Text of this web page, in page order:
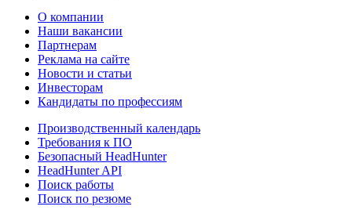
О компании
Наши вакансии
Партнерам
Реклама на сайте
Новости и статьи
Инвесторам
Кандидаты по профессиям
Производственный календарь
Требования к ПО
Безопасный HeadHunter
HeadHunter API
Поиск работы
Поиск по резюме